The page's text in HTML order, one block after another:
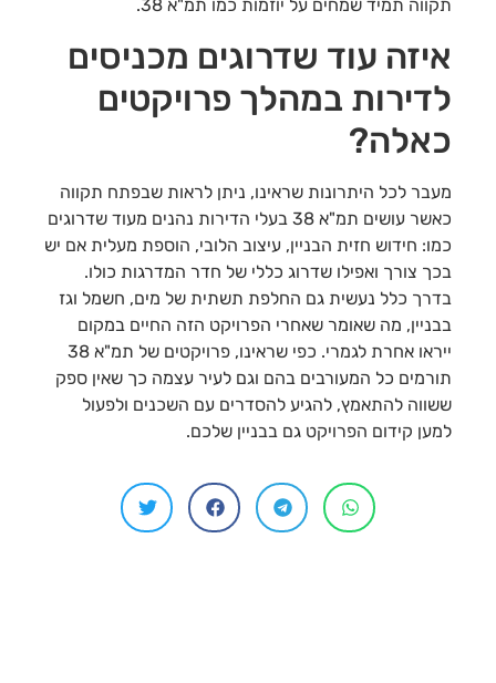
תקווה תמיד שמחים על יוזמות כמו תמ"א 38.
איזה עוד שדרוגים מכניסים
לדירות במהלך פרויקטים
כאלה?
מעבר לכל היתרונות שראינו, ניתן לראות שבפתח תקווה
כאשר עושים תמ"א 38 בעלי הדירות נהנים מעוד שדרוגים
כמו: חידוש חזית הבניין, עיצוב הלובי, הוספת מעלית אם יש
בכך צורך ואפילו שדרוג כללי של חדר המדרגות כולו.
בדרך כלל נעשית גם החלפת תשתית של מים, חשמל וגז
בבניין, מה שאומר שאחרי הפרויקט הזה החיים במקום
ייראו אחרת לגמרי. כפי שראינו, פרויקטים של תמ"א 38
תורמים כל המעורבים בהם וגם לעיר עצמה כך שאין ספק
ששווה להתאמץ, להגיע להסדרים עם השכנים ולפעול
למען קידום הפרויקט גם בבניין שלכם.